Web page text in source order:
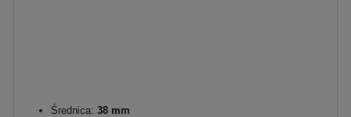
Średnica: 38 mm